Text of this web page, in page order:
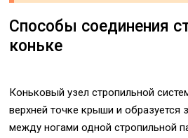
Способы соединения
коньке
Коньковый узел стропильной
верхней точке крыши и образуется
между ногами одной стропильной